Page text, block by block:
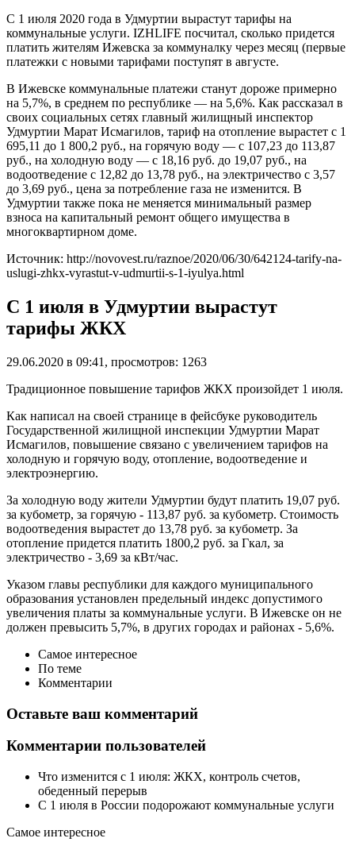
С 1 июля 2020 года в Удмуртии вырастут тарифы на
коммунальные услуги. IZHLIFE посчитал, сколько придется
платить жителям Ижевска за коммуналку через месяц (первые
платежки с новыми тарифами поступят в августе.
В Ижевске коммунальные платежи станут дороже примерно
на 5,7%, в среднем по республике — на 5,6%. Как рассказал в
своих социальных сетях главный жилищный инспектор
Удмуртии Марат Исмагилов, тариф на отопление вырастет с 1
695,11 до 1 800,2 руб., на горячую воду — с 107,23 до 113,87
руб., на холодную воду — с 18,16 руб. до 19,07 руб., на
водоотведение с 12,82 до 13,78 руб., на электричество с 3,57
до 3,69 руб., цена за потребление газа не изменится. В
Удмуртии также пока не меняется минимальный размер
взноса на капитальный ремонт общего имущества в
многоквартирном доме.
Источник: http://novovest.ru/raznoe/2020/06/30/642124-tarify-na-
uslugi-zhkx-vyrastut-v-udmurtii-s-1-iyulya.html
С 1 июля в Удмуртии вырастут
тарифы ЖКХ
29.06.2020 в 09:41, просмотров: 1263
Традиционное повышение тарифов ЖКХ произойдет 1 июля.
Как написал на своей странице в фейсбуке руководитель
Государственной жилищной инспекции Удмуртии Марат
Исмагилов, повышение связано с увеличением тарифов на
холодную и горячую воду, отопление, водоотведение и
электроэнергию.
За холодную воду жители Удмуртии будут платить 19,07 руб.
за кубометр, за горячую - 113,87 руб. за кубометр. Стоимость
водоотведения вырастет до 13,78 руб. за кубометр. За
отопление придется платить 1800,2 руб. за Гкал, за
электричество - 3,69 за кВт/час.
Указом главы республики для каждого муниципального
образования установлен предельный индекс допустимого
увеличения платы за коммунальные услуги. В Ижевске он не
должен превысить 5,7%, в других городах и районах - 5,6%.
Самое интересное
По теме
Комментарии
Оставьте ваш комментарий
Комментарии пользователей
Что изменится с 1 июля: ЖКХ, контроль счетов,
обеденный перерыв
С 1 июля в России подорожают коммунальные услуги
Самое интересное